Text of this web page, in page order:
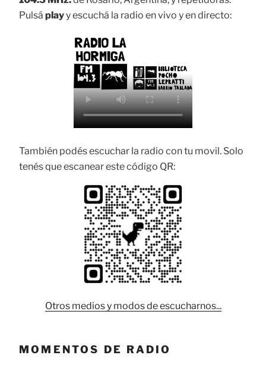
Pulsá playy escuchá la radio en vivo y en directo:
También podés escuchar la radio con tu movil. Solo
tenés que escanear este código QR:
Otros medios y modos de escucharnos...
MOMENTOS DE RADIO